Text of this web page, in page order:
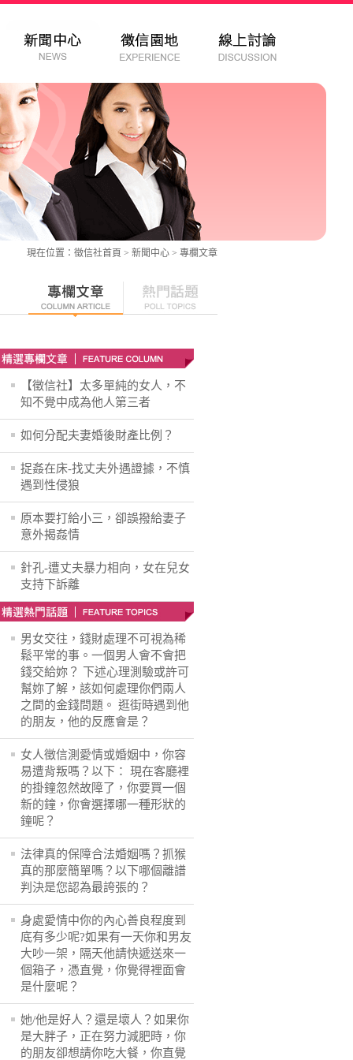
現在位置： 徵信社首頁 > 新聞中心 > 專欄文章
【徵信社】太多單純的女人，不
知不覺中成為他人第三者
如何分配夫妻婚後財產比例？
捉姦在床-找丈夫外遇證據，不慎
遇到性侵狼
原本要打給小三，卻誤撥給妻子
意外揭姦情
針孔-遭丈夫暴力相向，女在兒女
支持下訴離
男女交往，錢財處理不可視為稀
鬆平常的事。一個男人會不會把
錢交給妳？ 下述心理測驗或許可
幫妳了解，該如何處理你們兩人
之間的金錢問題。 逛街時遇到他
的朋友，他的反應會是？
女人徵信測愛情或婚姻中，你容
易遭背叛嗎？以下： 現在客廳裡
的掛鐘忽然故障了，你要買一個
新的鐘，你會選擇哪一種形狀的
鐘呢？
法律真的保障合法婚姻嗎？抓猴
真的那麼簡單嗎？以下哪個離譜
判決是您認為最誇張的？
身處愛情中你的內心善良程度到
底有多少呢?如果有一天你和男友
大吵一架，隔天他請快遞送來一
個箱子，憑直覺，你覺得裡面會
是什麼呢？
她/他是好人？還是壞人？如果你
是大胖子，正在努力減肥時，你
的朋友卻想請你吃大餐，你直覺